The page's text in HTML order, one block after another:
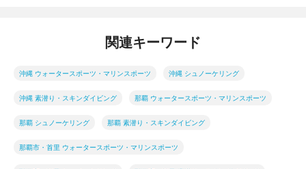
関連キーワード
沖縄 ウォータースポーツ・マリンスポーツ 沖縄 シュノーケリング
沖縄 素潜り・スキンダイビング 那覇 ウォータースポーツ・マリンスポーツ
那覇 シュノーケリング 那覇 素潜り・スキンダイビング
那覇市・首里 ウォータースポーツ・マリンスポーツ